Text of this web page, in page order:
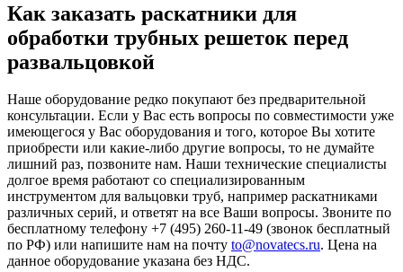
Как заказать раскатники для
обработки трубных решеток перед
развальцовкой
Наше оборудование редко покупают без предварительной
консультации. Если у Вас есть вопросы по совместимости уже
имеющегося у Вас оборудования и того, которое Вы хотите
приобрести или какие-либо другие вопросы, то не думайте
лишний раз, позвоните нам. Наши технические специалисты
долгое время работают со специализированным
инструментом для вальцовки труб, например раскатниками
различных серий, и ответят на все Ваши вопросы. Звоните по
бесплатному телефону +7 (495) 260-11-49 (звонок бесплатный
по РФ) или напишите нам на почту to@novatecs.ru. Цена на
данное оборудование указана без НДС.